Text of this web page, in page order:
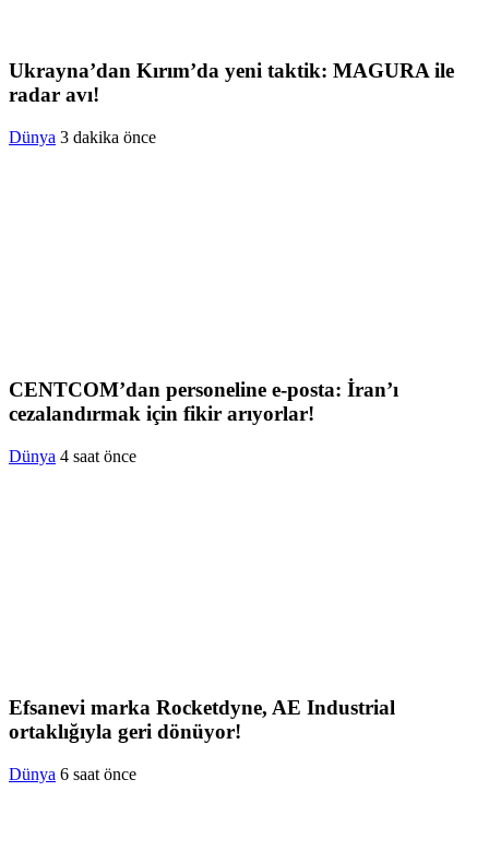
Ukrayna’dan Kırım’da yeni taktik: MAGURA ile
radar avı!
Dünya 3 dakika önce
CENTCOM’dan personeline e-posta: İran’ı
cezalandırmak için fikir arıyorlar!
Dünya 4 saat önce
Efsanevi marka Rocketdyne, AE Industrial
ortaklığıyla geri dönüyor!
Dünya 6 saat önce